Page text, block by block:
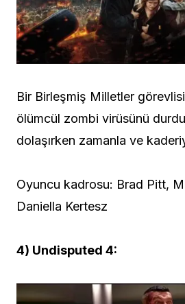
Bir Birleşmiş Milletler görevlisi
ölümcül zombi virüsünü
dolaşırken zamanla ve
Oyuncu kadrosu: Brad Pitt,
Daniella Kertesz
4) Undisputed 4: